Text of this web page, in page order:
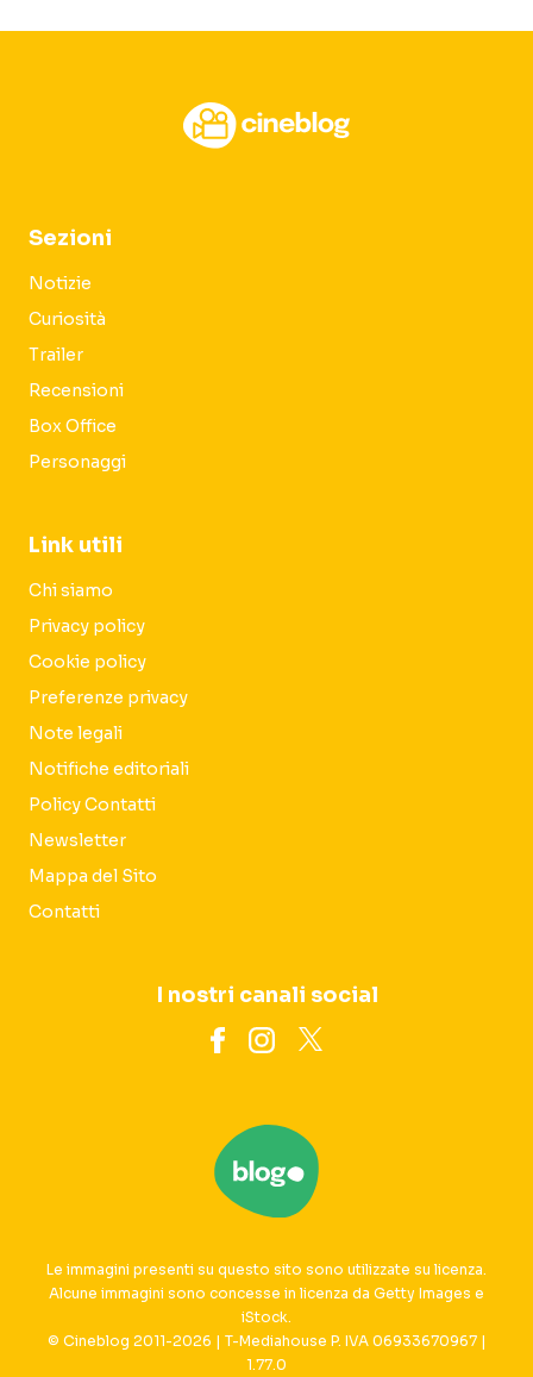
Sezioni
Notizie
Curiosità
Trailer
Recensioni
Box Office
Personaggi
Link utili
Chi siamo
Privacy policy
Cookie policy
Preferenze privacy
Note legali
Notifiche editoriali
Policy Contatti
Newsletter
Mappa del Sito
Contatti
I nostri canali social
Le immagini presenti su questo sito sono utilizzate su licenza.
Alcune immagini sono concesse in licenza da Getty Images e
iStock.
© Cineblog 2011-2026 | T-Mediahouse P. IVA 06933670967 |
1.77.0